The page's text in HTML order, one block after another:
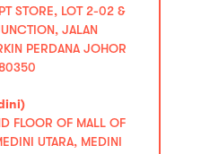
STORE, LOT 2-02 &
JALAN
PERDANA JOHOR
FLOOR OF MALL OF
UTARA, MEDINI